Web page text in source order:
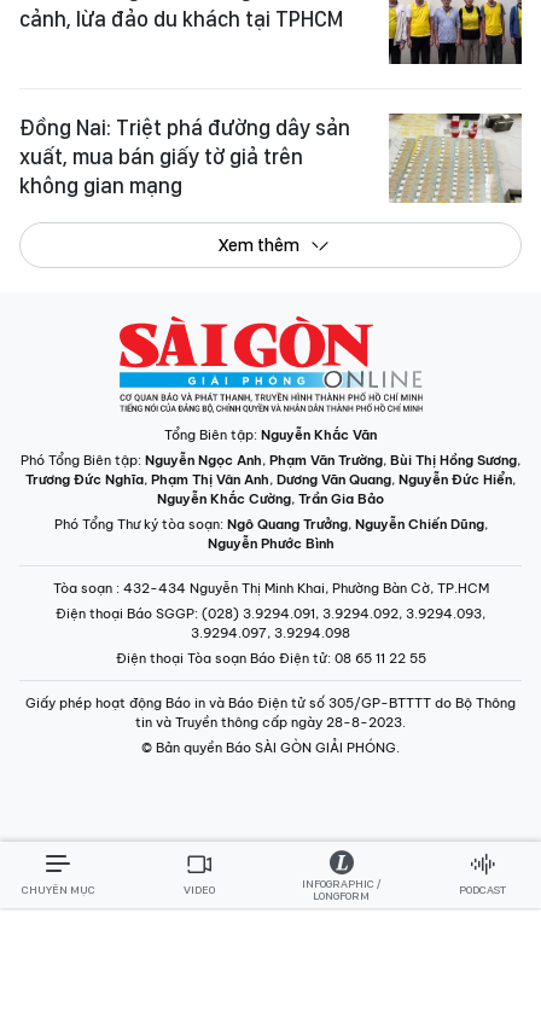
cảnh, lừa đảo du khách tại TPHCM
Đồng Nai: Triệt phá đường dây sản
xuất, mua bán giấy tờ giả trên
không gian mạng
Xem thêm
Tổng Biên tập: Nguyễn Khắc Văn
Phó Tổng Biên tập: Nguyễn Ngọc Anh, Phạm Văn Trường, Bùi Thị Hồng Sương,
Trương Đức Nghĩa, Phạm Thị Vân Anh, Dương Văn Quang, Nguyễn Đức Hiển,
Nguyễn Khắc Cường, Trần Gia Bảo
Phó Tổng Thư ký tòa soạn: Ngô Quang Trưởng, Nguyễn Chiến Dũng,
Nguyễn Phước Bình
Tòa soạn : 432-434 Nguyễn Thị Minh Khai, Phường Bàn Cờ, TP.HCM
Điện thoại Báo SGGP: (028) 3.9294.091, 3.9294.092, 3.9294.093,
3.9294.097, 3.9294.098
Điện thoại Tòa soạn Báo Điện tử: 08 65 11 22 55
Giấy phép hoạt động Báo in và Báo Điện tử số 305/GP-BTTTT do Bộ Thông
tin và Truyền thông cấp ngày 28-8-2023.
© Bản quyền Báo SÀI GÒN GIẢI PHÓNG.
CHUYÊN MỤC VIDEO
INFOGRAPHIC /
LONGFORM
PODCAST